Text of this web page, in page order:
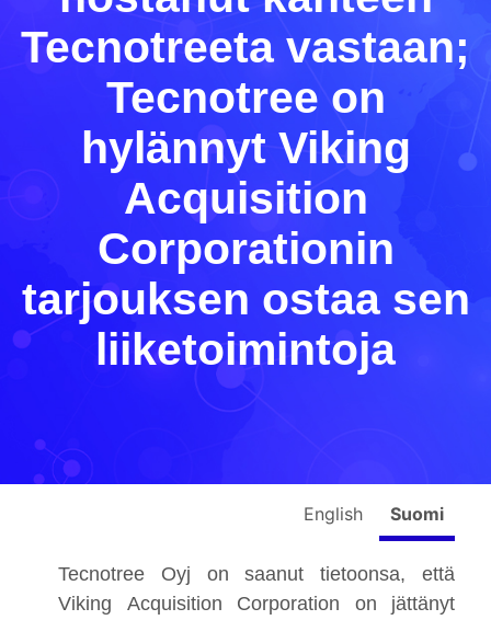
Tecnotreeta vastaan;
Tecnotree on
hylännyt Viking
Acquisition
Corporationin
tarjouksen ostaa sen
liiketoimintoja
English Suomi
Tecnotree Oyj on saanut tietoonsa, että
Viking Acquisition Corporation on jättänyt